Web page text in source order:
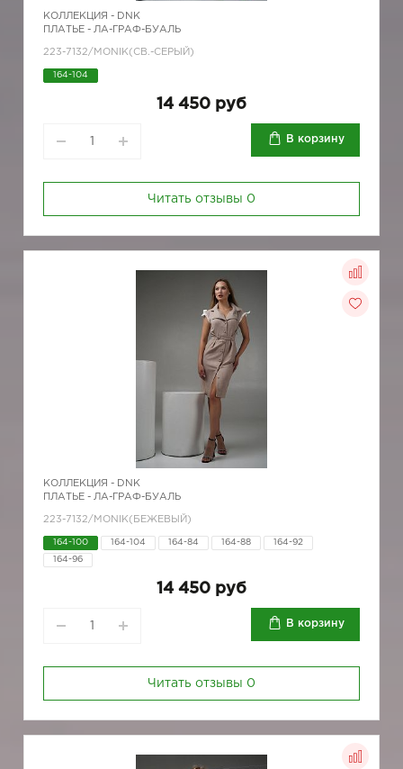
КОЛЛЕКЦИЯ - DNK
ПЛАТЬЕ - ЛА-ГРАФ-БУАЛЬ
223-7132/MONIK(СВ.-СЕРЫЙ)
164-104
14 450 руб
В корзину
Читать отзывы 0
КОЛЛЕКЦИЯ - DNK
ПЛАТЬЕ - ЛА-ГРАФ-БУАЛЬ
223-7132/MONIK(БЕЖЕВЫЙ)
164-100 164-104 164-84 164-88 164-92
164-96
14 450 руб
В корзину
Читать отзывы 0